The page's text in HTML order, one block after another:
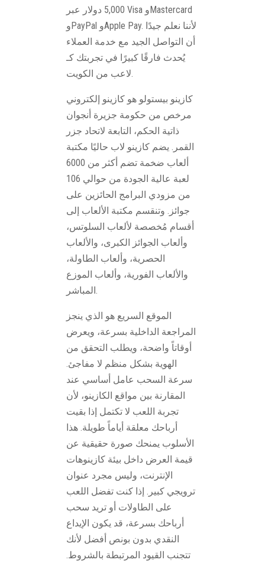
5,000 دولار عبر Visa وMastercard
وPayPal وApple Pay. لأننا نعلم جيدًا
أن التواصل الجيد مع خدمة العملاء
يُحدث فارقًا كبيرًا في تجربتك كـ
لاعب من الكويت.
كازينو بيستولو هو كازينو إلكتروني
مرخص من حكومة جزيرة أنجوان
ذاتية الحكم، التابعة لاتحاد جزر
القمر. يضم كازينو لاب حاليًا مكتبة
ألعاب ضخمة تضم أكثر من 6000
لعبة عالية الجودة من حوالي 106
من مزودي البرامج الحائزين على
جوائز. وتنقسم مكتبة الألعاب إلى
أقسام مُخصصة لألعاب السلوتس،
وألعاب الجوائز الكبرى، والألعاب
الحصرية، وألعاب الطاولة،
والألعاب الفورية، وألعاب الموزع
المباشر.
الموقع السريع هو الذي ينجز
المراجعة الداخلية بسرعة، ويعرض
أوقاتاً واضحة، ويطلب التحقق من
الهوية بشكل منظم لا مفاجئ.
سرعة السحب عامل أساسي عند
المقارنة بين مواقع الكازينو، لأن
تجربة اللعب لا تكتمل إذا بقيت
أرباحك معلقة أياماً طويلة. هذا
الأسلوب يمنحك صورة حقيقية عن
قيمة العرض داخل بيئة كازينوهات
الإنترنت، وليس مجرد عنوان
ترويجي كبير. إذا كنت تفضل اللعب
على الطاولات أو تريد سحب
أرباحك بسرعة، قد يكون الإيداع
النقدي بدون بونص أفضل لأنك
تتجنب القيود المرتبطة بالشروط.